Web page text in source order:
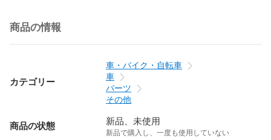
商品の情報
カテゴリー
車・バイク・自転車
車
パーツ
その他
商品の状態 新品、未使用
新品で購入し、一度も使用していない